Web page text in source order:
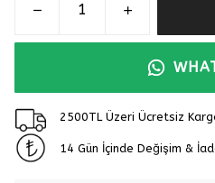
2500TL Üzeri Ücretsiz
14 Gün İçinde Değişim &